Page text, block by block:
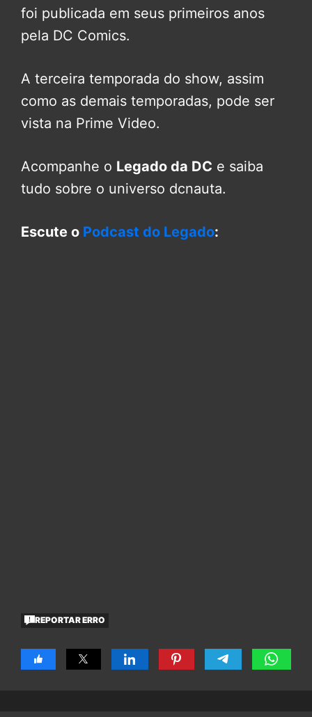
foi publicada em seus primeiros anos
pela DC Comics.
A terceira temporada do show, assim
como as demais temporadas, pode ser
vista na Prime Video.
Acompanhe o Legado da DC e saiba
tudo sobre o universo dcnauta.
Escute o Podcast do Legado:
REPORTAR ERRO